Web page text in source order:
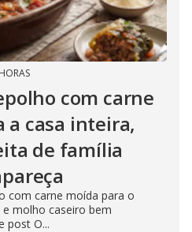
com carne
casa inteira,
de família
com carne moída para o
molho caseiro bem
post O...